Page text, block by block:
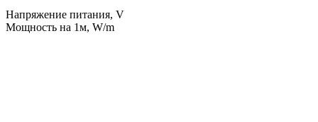
Напряжение питания, V
Мощность на 1м, W/m